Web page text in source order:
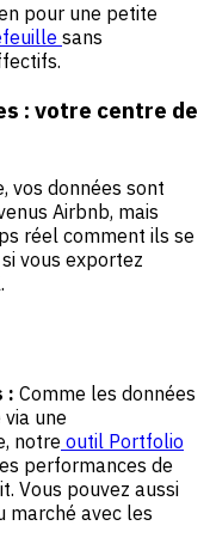
pour une petite
sans
: votre centre de
vos données sont
Airbnb, mais
réel comment ils se
vous exportez
: Comme les données
une
notre outil Portfolio
performances de
Vous pouvez aussi
marché avec les